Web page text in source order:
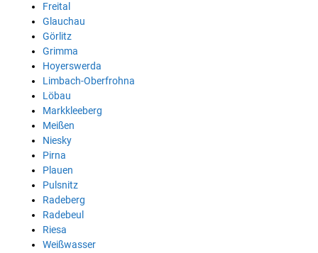
Freital
Glauchau
Görlitz
Grimma
Hoyerswerda
Limbach-Oberfrohna
Löbau
Markkleeberg
Meißen
Niesky
Pirna
Plauen
Pulsnitz
Radeberg
Radebeul
Riesa
Weißwasser